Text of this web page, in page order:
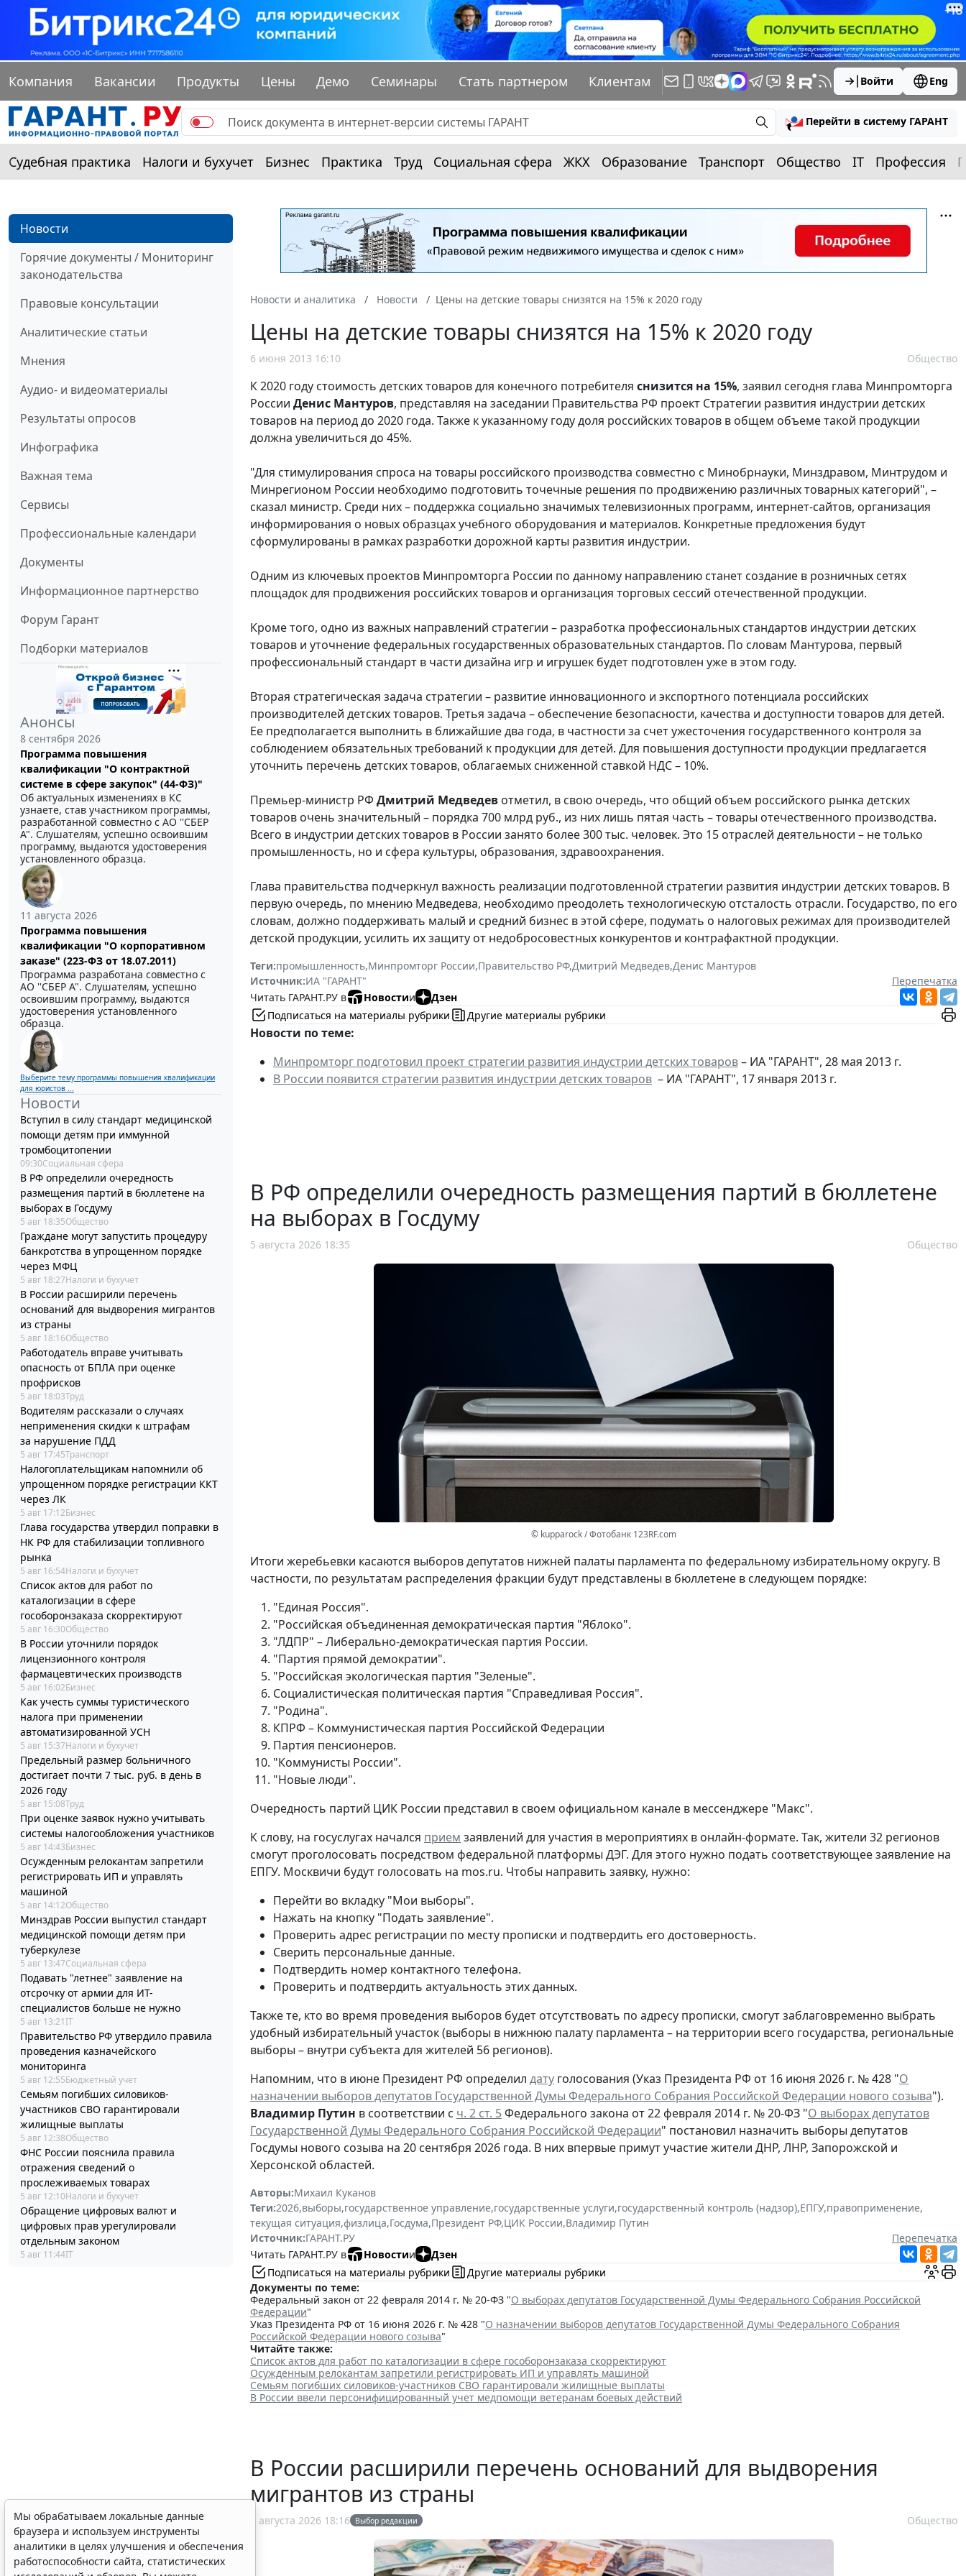
Компания Вакансии Продукты Цены Демо Семинары Стать партнером Клиентам Войти Eng
Перейти в систему ГАРАНТ
Судебная практика Налоги и бухучет Бизнес Практика Труд Социальная сфера ЖКХ Образование Транспорт Общество IT Профессия
Новости
Горячие документы / Мониторинг
законодательства
Правовые консультации
Аналитические статьи
Мнения
Аудио- и видеоматериалы
Результаты опросов
Инфографика
Важная тема
Сервисы
Профессиональные календари
Документы
Информационное партнерство
Форум Гарант
Подборки материалов
Анонсы
8 сентября 2026
Программа повышения
квалификации "О контрактной
системе в сфере закупок" (44-ФЗ)"
Об актуальных изменениях в КС
узнаете, став участником программы,
разработанной совместно с АО ''СБЕР
А". Слушателям, успешно освоившим
программу, выдаются удостоверения
установленного образца.
11 августа 2026
Программа повышения
квалификации "О корпоративном
заказе" (223-ФЗ от 18.07.2011)
Программа разработана совместно с
АО ''СБЕР А". Слушателям, успешно
освоившим программу, выдаются
удостоверения установленного
образца.
Выберите тему программы повышения квалификации
для юристов ...
Новости
Вступил в силу стандарт медицинской
помощи детям при иммунной
тромбоцитопении
09:30Социальная сфера
В РФ определили очередность
размещения партий в бюллетене на
выборах в Госдуму
5 авг 18:35Общество
Граждане могут запустить процедуру
банкротства в упрощенном порядке
через МФЦ
5 авг 18:27Налоги и бухучет
В России расширили перечень
оснований для выдворения мигрантов
из страны
5 авг 18:16Общество
Работодатель вправе учитывать
опасность от БПЛА при оценке
профрисков
5 авг 18:03Труд
Водителям рассказали о случаях
неприменения скидки к штрафам
за нарушение ПДД
5 авг 17:45Транспорт
Налогоплательщикам напомнили об
упрощенном порядке регистрации ККТ
через ЛК
5 авг 17:12Бизнес
Глава государства утвердил поправки в
НК РФ для стабилизации топливного
рынка
5 авг 16:54Налоги и бухучет
Список актов для работ по
каталогизации в сфере
гособоронзаказа скорректируют
5 авг 16:30Общество
В России уточнили порядок
лицензионного контроля
фармацевтических производств
5 авг 16:02Бизнес
Как учесть суммы туристического
налога при применении
автоматизированной УСН
5 авг 15:37Налоги и бухучет
Предельный размер больничного
достигает почти 7 тыс. руб. в день в
2026 году
5 авг 15:08Труд
При оценке заявок нужно учитывать
системы налогообложения участников
5 авг 14:43Бизнес
Осужденным релокантам запретили
регистрировать ИП и управлять
машиной
5 авг 14:12Общество
Минздрав России выпустил стандарт
медицинской помощи детям при
туберкулезе
5 авг 13:47Социальная сфера
Подавать "летнее" заявление на
отсрочку от армии для ИТ-
специалистов больше не нужно
5 авг 13:21IT
Правительство РФ утвердило правила
проведения казначейского
мониторинга
5 авг 12:55Бюджетный учет
Семьям погибших силовиков-
участников СВО гарантировали
жилищные выплаты
5 авг 12:38Общество
ФНС России пояснила правила
отражения сведений о
прослеживаемых товарах
5 авг 12:10Налоги и бухучет
Обращение цифровых валют и
цифровых прав урегулировали
отдельным законом
5 авг 11:44IT
Новости и аналитика Новости Цены на детские товары снизятся на 15% к 2020 году
Цены на детские товары снизятся на 15% к 2020 году
6 июня 2013 16:10 Общество
К 2020 году стоимость детских товаров для конечного потребителя снизится на 15%, заявил сегодня глава Минпромторга
России Денис Мантуров, представляя на заседании Правительства РФ проект Стратегии развития индустрии детских
товаров на период до 2020 года. Также к указанному году доля российских товаров в общем объеме такой продукции
должна увеличиться до 45%.
"Для стимулирования спроса на товары российского производства совместно с Минобрнауки, Минздравом, Минтрудом и
Минрегионом России необходимо подготовить точечные решения по продвижению различных товарных категорий", –
сказал министр. Среди них – поддержка социально значимых телевизионных программ, интернет-сайтов, организация
информирования о новых образцах учебного оборудования и материалов. Конкретные предложения будут
сформулированы в рамках разработки дорожной карты развития индустрии.
Одним из ключевых проектов Минпромторга России по данному направлению станет создание в розничных сетях
площадок для продвижения российских товаров и организация торговых сессий отечественной продукции.
Кроме того, одно из важных направлений стратегии – разработка профессиональных стандартов индустрии детских
товаров и уточнение федеральных государственных образовательных стандартов. По словам Мантурова, первый
профессиональный стандарт в части дизайна игр и игрушек будет подготовлен уже в этом году.
Вторая стратегическая задача стратегии – развитие инновационного и экспортного потенциала российских
производителей детских товаров. Третья задача – обеспечение безопасности, качества и доступности товаров для детей.
Ее предполагается выполнить в ближайшие два года, в частности за счет ужесточения государственного контроля за
соблюдением обязательных требований к продукции для детей. Для повышения доступности продукции предлагается
уточнить перечень детских товаров, облагаемых сниженной ставкой НДС – 10%.
Премьер-министр РФ Дмитрий Медведев отметил, в свою очередь, что общий объем российского рынка детских
товаров очень значительный – порядка 700 млрд руб., из них лишь пятая часть – товары отечественного производства.
Всего в индустрии детских товаров в России занято более 300 тыс. человек. Это 15 отраслей деятельности – не только
промышленность, но и сфера культуры, образования, здравоохранения.
Глава правительства подчеркнул важность реализации подготовленной стратегии развития индустрии детских товаров. В
первую очередь, по мнению Медведева, необходимо преодолеть технологическую отсталость отрасли. Государство, по его
словам, должно поддерживать малый и средний бизнес в этой сфере, подумать о налоговых режимах для производителей
детской продукции, усилить их защиту от недобросовестных конкурентов и контрафактной продукции.
Теги:промышленность,Минпромторг России,Правительство РФ,Дмитрий Медведев,Денис Мантуров
Источник:ИА "ГАРАНТ"
Перепечатка
Читать ГАРАНТ.РУ в
Новостии
Дзен
Подписаться на материалы рубрики
Другие материалы рубрики
Новости по теме:
Минпромторг подготовил проект стратегии развития индустрии детских товаров– ИА "ГАРАНТ", 28 мая 2013 г.
В России появится стратегии развития индустрии детских товаров – ИА "ГАРАНТ", 17 января 2013 г.
В РФ определили очередность размещения партий в бюллетене
на выборах в Госдуму
5 августа 2026 18:35 Общество
© kupparock / Фотобанк 123RF.com
Итоги жеребьевки касаются выборов депутатов нижней палаты парламента по федеральному избирательному округу. В
частности, по результатам распределения фракции будут представлены в бюллетене в следующем порядке:
"Единая Россия".
"Российская объединенная демократическая партия "Яблоко".
"ЛДПР" – Либерально-демократическая партия России.
"Партия прямой демократии".
"Российская экологическая партия "Зеленые".
Социалистическая политическая партия "Справедливая Россия".
"Родина".
КПРФ – Коммунистическая партия Российской Федерации
Партия пенсионеров.
"Коммунисты России".
"Новые люди".
Очередность партий ЦИК России представил в своем официальном канале в мессенджере "Макс".
К слову, на госуслугах начался прием заявлений для участия в мероприятиях в онлайн-формате. Так, жители 32 регионов
смогут проголосовать посредством федеральной платформы ДЭГ. Для этого нужно подать соответствующее заявление на
ЕПГУ. Москвичи будут голосовать на mos.ru. Чтобы направить заявку, нужно:
Перейти во вкладку "Мои выборы".
Нажать на кнопку "Подать заявление".
Проверить адрес регистрации по месту прописки и подтвердить его достоверность.
Сверить персональные данные.
Подтвердить номер контактного телефона.
Проверить и подтвердить актуальность этих данных.
Также те, кто во время проведения выборов будет отсутствовать по адресу прописки, смогут заблаговременно выбрать
удобный избирательный участок (выборы в нижнюю палату парламента – на территории всего государства, региональные
выборы – внутри субъекта для жителей 56 регионов).
Напомним, что в июне Президент РФ определил дату голосования (Указ Президента РФ от 16 июня 2026 г. № 428 "О
назначении выборов депутатов Государственной Думы Федерального Собрания Российской Федерации нового созыва").
Владимир Путин в соответствии с ч. 2 ст. 5Федерального закона от 22 февраля 2014 г. № 20-ФЗ "О выборах депутатов
Государственной Думы Федерального Собрания Российской Федерации" постановил назначить выборы депутатов
Госдумы нового созыва на 20 сентября 2026 года. В них впервые примут участие жители ДНР, ЛНР, Запорожской и
Херсонской областей.
Авторы:Михаил Куканов
Теги:2026,выборы,государственное управление,государственные услуги,государственный контроль (надзор),ЕПГУ,правоприменение,
текущая ситуация,физлица,Госдума,Президент РФ,ЦИК России,Владимир Путин
Источник:ГАРАНТ.РУ
Перепечатка
Читать ГАРАНТ.РУ в
Новостии
Дзен
Подписаться на материалы рубрики
Другие материалы рубрики
Документы по теме:
Федеральный закон от 22 февраля 2014 г. № 20-ФЗ "О выборах депутатов Государственной Думы Федерального Собрания Российской
Федерации"
Указ Президента РФ от 16 июня 2026 г. № 428 "О назначении выборов депутатов Государственной Думы Федерального Собрания
Российской Федерации нового созыва"
Читайте также:
Список актов для работ по каталогизации в сфере гособоронзаказа скорректируют
Осужденным релокантам запретили регистрировать ИП и управлять машиной
Семьям погибших силовиков-участников СВО гарантировали жилищные выплаты
В России ввели персонифицированный учет медпомощи ветеранам боевых действий
В России расширили перечень оснований для выдворения
мигрантов из страны
5 августа 2026 18:16 Выбор редакции Общество
Мы обрабатываем локальные данные
браузера и используем инструменты
аналитики в целях улучшения и обеспечения
работоспособности сайта, статистических